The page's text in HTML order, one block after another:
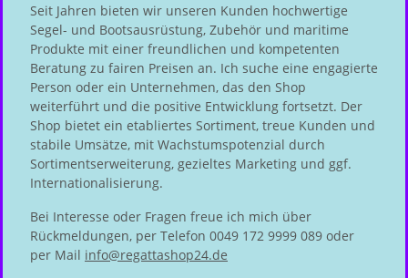
Seit Jahren bieten wir unseren Kunden hochwertige
Segel- und Bootsausrüstung, Zubehör und maritime
Produkte mit einer freundlichen und kompetenten
Beratung zu fairen Preisen an. Ich suche eine engagierte
Person oder ein Unternehmen, das den Shop
weiterführt und die positive Entwicklung fortsetzt. Der
Shop bietet ein etabliertes Sortiment, treue Kunden und
stabile Umsätze, mit Wachstumspotenzial durch
Sortimentserweiterung, gezieltes Marketing und ggf.
Internationalisierung.
Bei Interesse oder Fragen freue ich mich über
Rückmeldungen, per Telefon 0049 172 9999 089 oder
per Mail info@regattashop24.de